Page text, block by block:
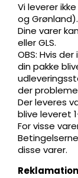
Vi leverer
og Grønland).
Dine varer
eller GLS.
OBS: Hvis
din pakke
der
Der leveres
blive leveret
For visse
disse varer.